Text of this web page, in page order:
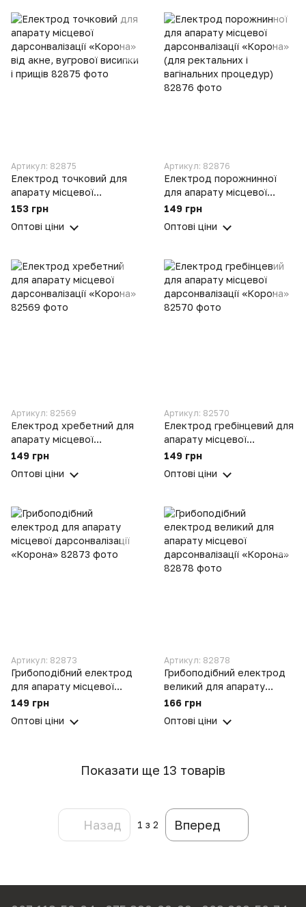
Артикул: 82875
Електрод точковий для
апарату місцевої
дарсонвалізації «Корона»
і прищів
153 грн
Оптові ціни
Артикул: 82876
Електрод порожнинної
для апарату місцевої
дарсонвалізації «Корона»
вагінальних процедур)
149 грн
Оптові ціни
Артикул: 82569
Електрод хребетний для
апарату місцевої
дарсонвалізації «Корона»
149 грн
Оптові ціни
Артикул: 82570
Електрод гребінцевий для
апарату місцевої
дарсонвалізації «Корона»
149 грн
Оптові ціни
Артикул: 82873
Грибоподібний електрод
для апарату місцевої
дарсонвалізації «Корона»
149 грн
Оптові ціни
Артикул: 82878
Грибоподібний електрод
великий для апарату
місцевої дарсонвалізації
166 грн
Оптові ціни
Показати ще 13 товарів
Назад 1 з 2 Вперед